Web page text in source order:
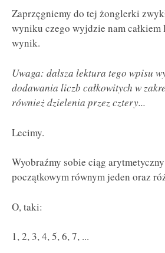
Zaprzęgniemy do tej żonglerki
wyniku czego wyjdzie nam
wynik.
Uwaga: dalsza lektura tego wpisu
dodawania liczb całkowitych w
również dzielenia przez cztery...
Lecimy.
Wyobraźmy sobie ciąg
początkowym równym jeden oraz
O, taki:
1, 2, 3, 4, 5, 6, 7, ...